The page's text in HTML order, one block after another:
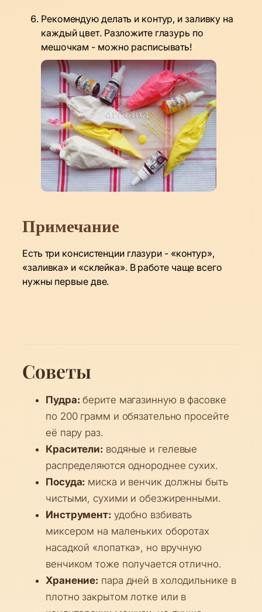
Рекомендую делать и контур, и заливку на
каждый цвет. Разложите глазурь по
мешочкам - можно расписывать!
Примечание
Есть три консистенции глазури - «контур»,
«заливка» и «склейка». В работе чаще всего
нужны первые две.
Советы
Пудра: берите магазинную в фасовке
по 200 грамм и обязательно просейте
её пару раз.
Красители: водяные и гелевые
распределяются однороднее сухих.
Посуда: миска и венчик должны быть
чистыми, сухими и обезжиренными.
Инструмент: удобно взбивать
миксером на маленьких оборотах
насадкой «лопатка», но вручную
венчиком тоже получается отлично.
Хранение: пара дней в холодильнике в
плотно закрытом лотке или в